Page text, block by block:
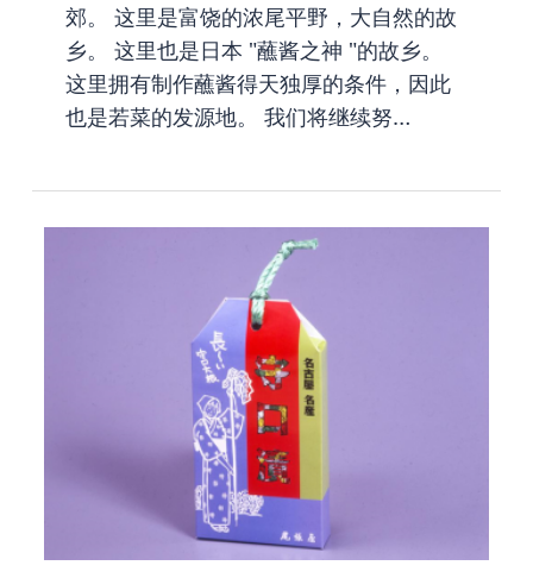
郊。 这里是富饶的浓尾平野，大自然的故
乡。 这里也是日本 "蘸酱之神 "的故乡。
这里拥有制作蘸酱得天独厚的条件，因此
也是若菜的发源地。 我们将继续努…